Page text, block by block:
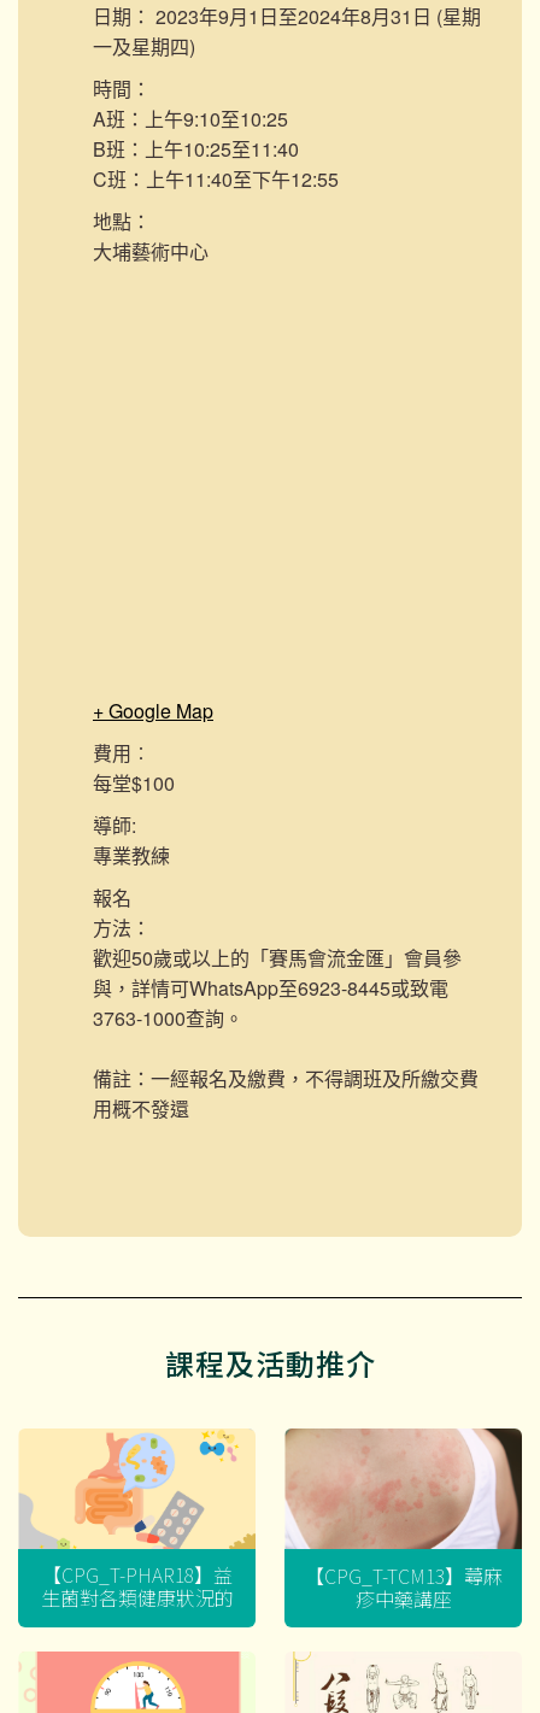
日期： 2023年9月1日至2024年8月31日 (星期
一及星期四)
時間：
A班：上午9:10至10:25
B班：上午10:25至11:40
C班：上午11:40至下午12:55
地點：
大埔藝術中心
+ Google Map
費用︰
每堂$100
導師:
專業教練
報名
方法：
歡迎50歲或以上的「賽馬會流金匯」會員參
與，詳情可WhatsApp至6923-8445或致電
3763-1000查詢。
備註：一經報名及繳費，不得調班及所繳交費
用概不發還
課程及活動推介
【CPG_T-PHAR18】益
生菌對各類健康狀況的
迷思
【CPG_T-TCM13】蕁麻
疹中藥講座